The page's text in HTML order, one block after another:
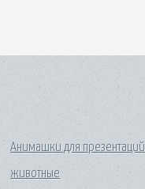
Анимашки для презентаций
животные